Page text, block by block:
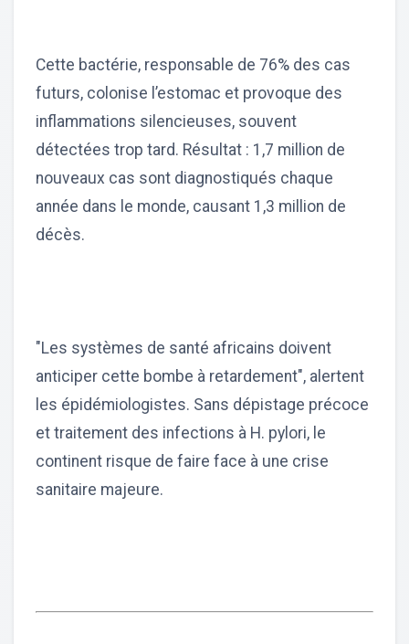
Cette bactérie, responsable de 76% des cas
futurs, colonise l’estomac et provoque des
inflammations silencieuses, souvent
détectées trop tard. Résultat : 1,7 million de
nouveaux cas sont diagnostiqués chaque
année dans le monde, causant 1,3 million de
décès.
"Les systèmes de santé africains doivent
anticiper cette bombe à retardement", alertent
les épidémiologistes. Sans dépistage précoce
et traitement des infections à H. pylori, le
continent risque de faire face à une crise
sanitaire majeure.